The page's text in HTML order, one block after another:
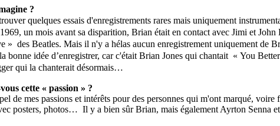
?
quelques essais d'enregistrements rares mais uniquement
un mois avant sa disparition, Brian était en contact avec Jimi et
des Beatles. Mais il n'y a hélas aucun enregistrement uniquement de
bonne idée d’enregistrer, car c'était Brian Jones qui chantait « You
qui la chanterait désormais…
cette « passion » ?
de mes passions et intérêts pour des personnes qui m'ont marqué,
posters, photos… Il y a bien sûr Brian, mais également Ayrton Senna